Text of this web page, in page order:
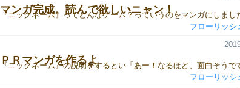
マンガ完成。読んで欲しいニャン！
フローリッシ
ＰＲマンガを作るよ
フローリッシ